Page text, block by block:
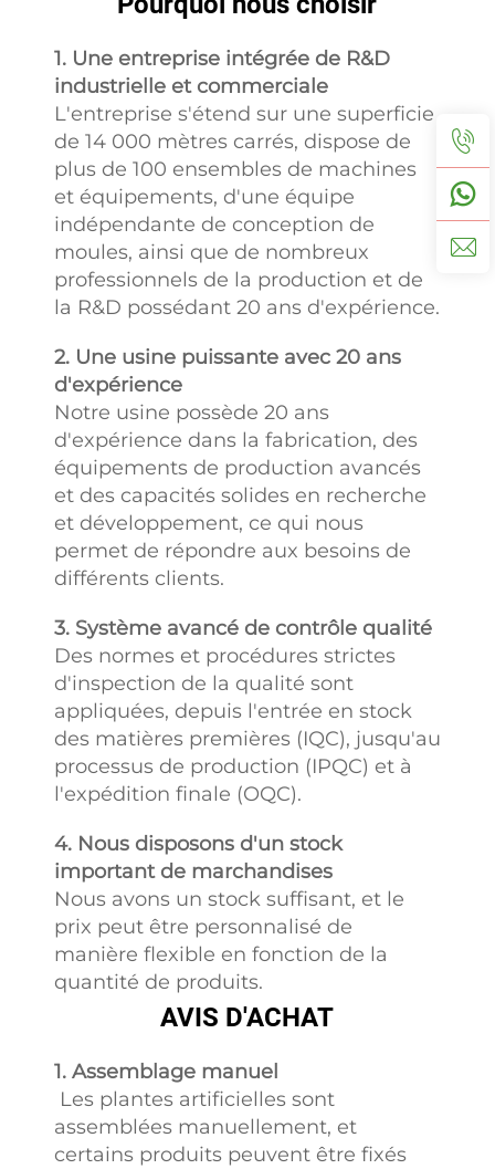
1. Une entreprise intégrée de R&D
industrielle et commerciale
L'entreprise s'étend sur une superficie
de 14 000 mètres carrés, dispose de
plus de 100 ensembles de machines
et équipements, d'une équipe
indépendante de conception de
moules, ainsi que de nombreux
professionnels de la production et de
la R&D possédant 20 ans d'expérience.
2. Une usine puissante avec 20 ans
d'expérience
Notre usine possède 20 ans
d'expérience dans la fabrication, des
équipements de production avancés
et des capacités solides en recherche
et développement, ce qui nous
permet de répondre aux besoins de
différents clients.
3. Système avancé de contrôle qualité
Des normes et procédures strictes
d'inspection de la qualité sont
appliquées, depuis l'entrée en stock
des matières premières (IQC), jusqu'au
processus de production (IPQC) et à
l'expédition finale (OQC).
4. Nous disposons d'un stock
important de marchandises
Nous avons un stock suffisant, et le
prix peut être personnalisé de
manière flexible en fonction de la
quantité de produits.
AVIS D'ACHAT
1. Assemblage manuel
Les plantes artificielles sont
assemblées manuellement, et
certains produits peuvent être fixés